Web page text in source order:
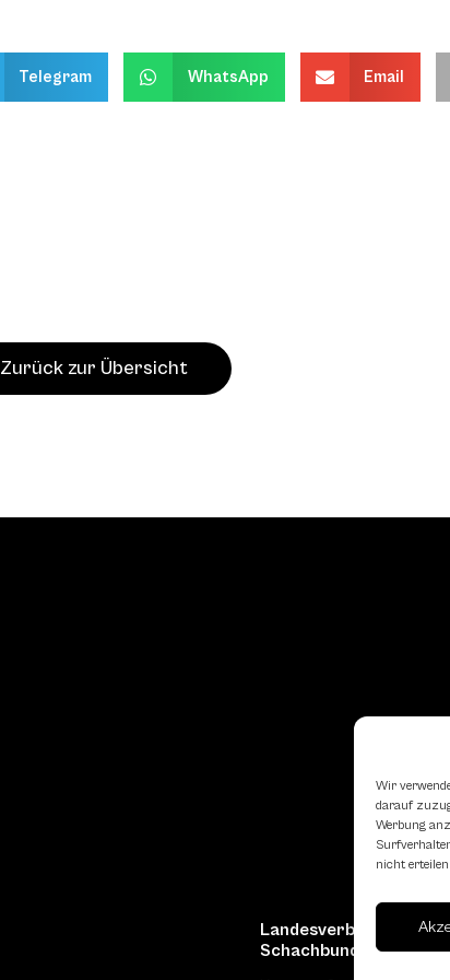
Wir
darauf
Werbung
nicht
Telegram WhatsApp Email
Zurück zur Übersicht
Landesverband
Schachbundes